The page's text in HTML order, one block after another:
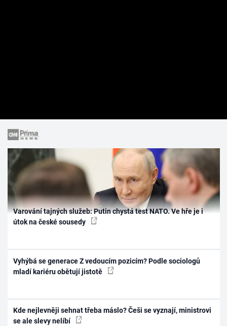
Varování tajných služeb: Putin chystá test NATO. Ve hře je i
útok na české sousedy
Vyhýbá se generace Z vedoucím pozicím? Podle sociologů
mladí kariéru obětují jistotě
Kde nejlevněji sehnat třeba máslo? Češi se vyznají, ministrovi
se ale slevy nelíbí